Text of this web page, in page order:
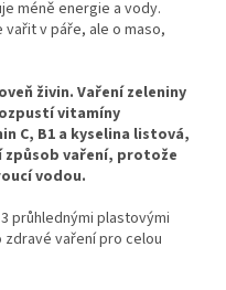
méně energie a vody.
v páře, ale o maso,
živin. Vaření zeleniny
vitamíny
C, B1 a kyselina listová,
způsob vaření, protože
vodou.
průhlednými plastovými
vaření pro celou